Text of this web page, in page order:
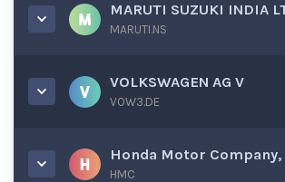
MARUTI SUZUKI INDIA
MARUTI.NS
VOLKSWAGEN AG V
VOW3.DE
Honda Motor Company,
HMC